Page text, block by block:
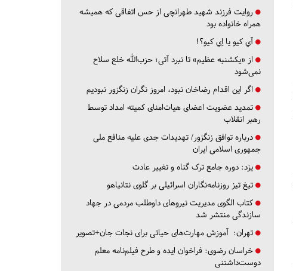
روایت فرزند شهید طهرانچی از حس اتفاقی که همیشه
همراه خانواده بود
آي كيو يا اِي كيو؟!
از «یکشنبه عظیم» تا نبرد آتی؛ حزب‌الله خلع سلاح
نمی‌شود
اگر این اقدام رضاخان نبود، امروز نگران زنگزور نبودیم
تمدید عضویت اعضای هیات‌امنای کمیته امداد توسط
رهبر انقلاب
درباره توافق زنگزور/ تهدیدات جدی علیه منافع ملی
جمهوری اسلامی ایران
یزد: دوره جامع ترک گناه و تغییر عادت
تیغ تیز روزنامه‌نگاران اسرائیلی بر گلوی نتانیاهو
کتاب الگوی مدیریت نیروهای داوطلب مردمی در جهاد
سازندگی منتشر شد
تهران: آموزش مهارت‌های حیاتی برای نجات جان+تصویر
خراسان رضوی: فراخوان ایده و طرح فیلم‌نامه معلم
دوست‌داشتنی